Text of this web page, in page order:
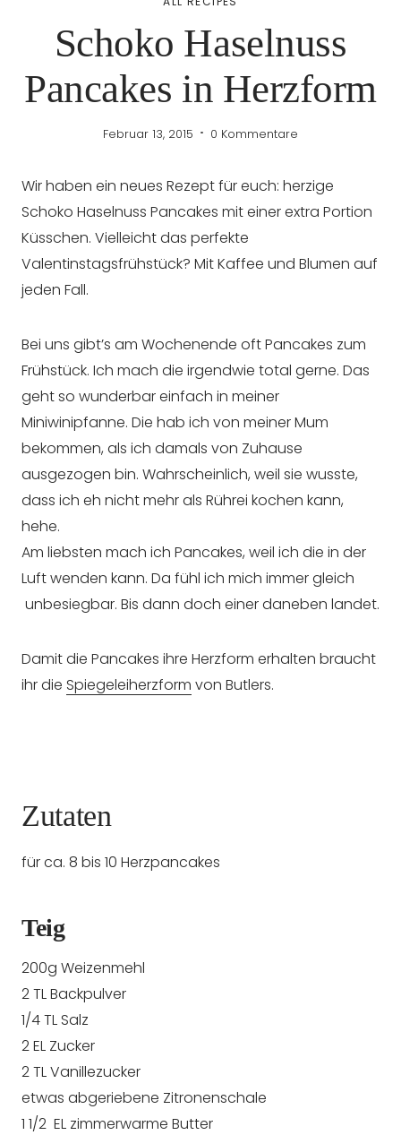
Schoko Haselnuss
Pancakes in Herzform
Februar 13, 2015 0 Kommentare
Wir haben ein neues Rezept für euch: herzige
Schoko Haselnuss Pancakes mit einer extra Portion
Küsschen. Vielleicht das perfekte
Valentinstagsfrühstück? Mit Kaffee und Blumen auf
jeden Fall.
Bei uns gibt’s am Wochenende oft Pancakes zum
Frühstück. Ich mach die irgendwie total gerne. Das
geht so wunderbar einfach in meiner
Miniwinipfanne. Die hab ich von meiner Mum
bekommen, als ich damals von Zuhause
ausgezogen bin. Wahrscheinlich, weil sie wusste,
dass ich eh nicht mehr als Rührei kochen kann,
hehe.
Am liebsten mach ich Pancakes, weil ich die in der
Luft wenden kann. Da fühl ich mich immer gleich
unbesiegbar. Bis dann doch einer daneben landet.
Damit die Pancakes ihre Herzform erhalten braucht
ihr die Spiegeleiherzform von Butlers.
Zutaten
für ca. 8 bis 10 Herzpancakes
Teig
200g Weizenmehl
2 TL Backpulver
1/4 TL Salz
2 EL Zucker
2 TL Vanillezucker
etwas abgeriebene Zitronenschale
1 1/2 EL zimmerwarme Butter